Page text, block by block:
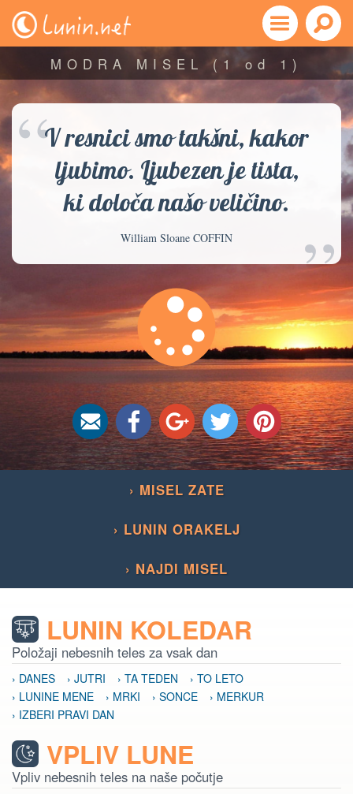
MODRA MISEL (1 od 1)
V resnici smo takšni, kakor
ljubimo. Ljubezen je tista,
ki določa našo veličino.
William Sloane COFFIN ”
“
› MISEL ZATE
› LUNIN ORAKELJ
› NAJDI MISEL
LUNIN KOLEDAR
Položaji nebesnih teles za vsak dan
› DANES › JUTRI › TA TEDEN
› TO LETO
› LUNINE MENE
› MRKI › SONCE
› MERKUR
› IZBERI PRAVI DAN
VPLIV LUNE
Vpliv nebesnih teles na naše počutje